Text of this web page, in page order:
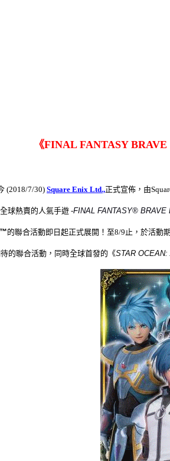
《FINAL FANTASY
(2018/7/30) Square Enix Ltd.,正式宣佈，由
球熱賣的人氣手遊 -FINAL FANTASY®
™的聯合活動即日起正式展開！至8/9 止，於活動
的聯合活動，同時全球首發的《STAR